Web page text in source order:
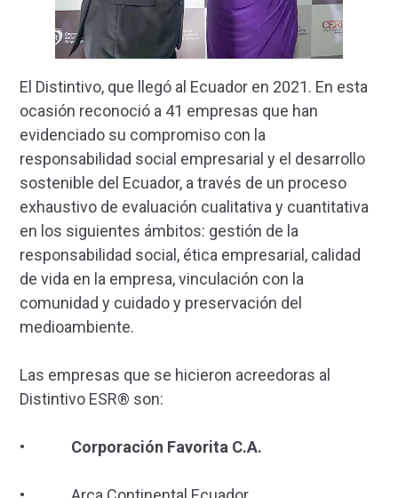
El Distintivo, que llegó al Ecuador en 2021. En esta
ocasión reconoció a 41 empresas que han
evidenciado su compromiso con la
responsabilidad social empresarial y el desarrollo
sostenible del Ecuador, a través de un proceso
exhaustivo de evaluación cualitativa y cuantitativa
en los siguientes ámbitos: gestión de la
responsabilidad social, ética empresarial, calidad
de vida en la empresa, vinculación con la
comunidad y cuidado y preservación del
medioambiente.
Las empresas que se hicieron acreedoras al
Distintivo ESR® son:
• Corporación Favorita C.A.